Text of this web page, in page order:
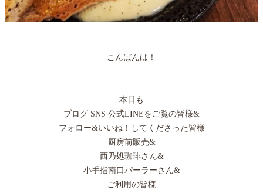
こんばんは！
本日も
ブログ SNS 公式LINEをご覧の皆様&
フォロー&いいね！してくださった皆様
厨房前販売&
西乃処珈琲さん&
小手指南口パーラーさん&
ご利用の皆様